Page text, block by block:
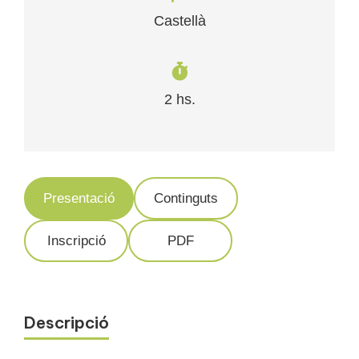
Castellà
2 hs.
Presentació Continguts
Inscripció PDF
Descripció